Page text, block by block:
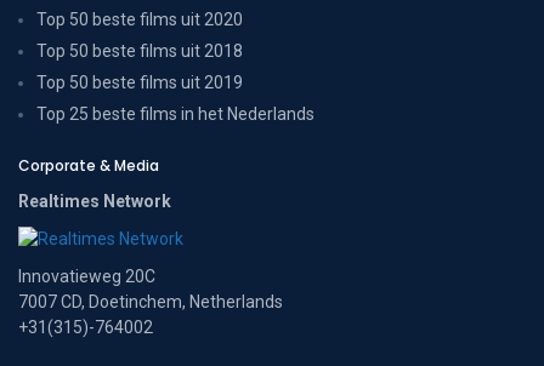
Top 50 beste films uit 2020
Top 50 beste films uit 2018
Top 50 beste films uit 2019
Top 25 beste films in het Nederlands
Corporate & Media
Realtimes Network
Innovatieweg 20C
7007 CD, Doetinchem, Netherlands
+31(315)-764002